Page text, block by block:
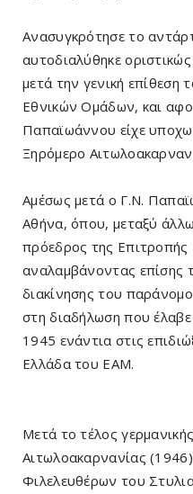
Ανασυγκρότησε το
αυτοδιαλύθηκε
μετά την γενική επίθεση
Εθνικών Ομάδων, και
Παπαϊωάννου είχε
Ξηρόμερο
Αμέσως μετά ο Γ.Ν.
Αθήνα, όπου, μεταξύ
πρόεδρος της
αναλαμβάνοντας επίσης
διακίνησης του
στη διαδήλωση που
1945 ενάντια στις
Ελλάδα του ΕΑΜ.
Μετά το τέλος
Αιτωλοακαρνανίας
Φιλελευθέρων του